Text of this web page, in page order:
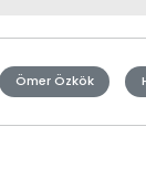
Ömer Özkök